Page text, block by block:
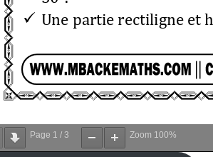
Page 1 / 3 Zoom 100%